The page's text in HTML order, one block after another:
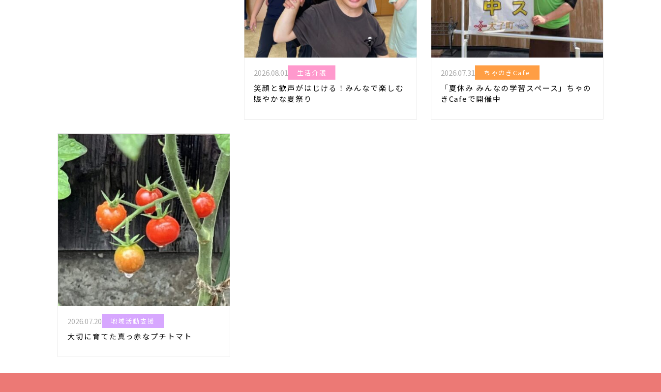
2026.08.01 生活介護
笑顔と歓声がはじける！みんなで楽しむ
賑やかな夏祭り
2026.07.31 ちゃのきCafe
「夏休み みんなの学習スペース」ちゃの
きCafeで開催中
2026.07.20 地域活動支援
大切に育てた真っ赤なプチトマト